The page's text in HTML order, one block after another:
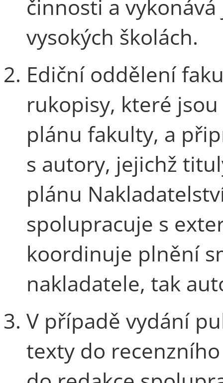
činnosti a
vysokých školách.
Ediční oddělení
rukopisy, které
plánu fakulty, a
s autory, jejichž
plánu
spolupracuje s
koordinuje plnění
nakladatele, tak
V případě vydání
texty do